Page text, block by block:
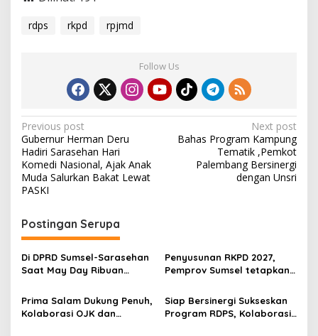
rdps rkpd rpjmd
Follow Us
P
o
s
t
a
v
i
a
Previous post
Gubernur Herman Deru
Hadiri Sarasehan Hari
Komedi Nasional, Ajak Anak
Muda Salurkan Bakat Lewat
PASKI
Next post
Bahas Program Kampung
Tematik ,Pemkot
Palembang Bersinergi
dengan Unsri
Postingan Serupa
Di DPRD Sumsel-Sarasehan
Saat May Day Ribuan
Penyusunan RKPD 2027,
Pemprov Sumsel tetapkan
Prima Salam Dukung Penuh,
Kolaborasi OJK dan
Siap Bersinergi Sukseskan
Program RDPS, Kolaborasi